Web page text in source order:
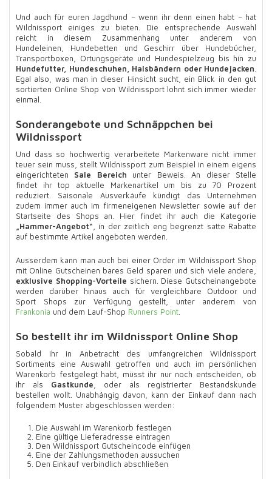
Und auch für euren Jagdhund – wenn ihr denn einen habt – hat
Wildnissport einiges zu bieten. Die entsprechende Auswahl
reicht in diesem Zusammenhang unter anderem von
Hundeleinen, Hundebetten und Geschirr über Hundebücher,
Transportboxen, Ortungsgeräte und Hundespielzeug bis hin zu
Hundefutter, Hundeschuhen, Halsbändern oder Hundejacken.
Egal also, was man in dieser Hinsicht sucht, ein Blick in den gut
sortierten Online Shop von Wildnissport lohnt sich immer wieder
einmal.
Sonderangebote und Schnäppchen bei
Wildnissport
Und dass so hochwertig verarbeitete Markenware nicht immer
teuer sein muss, stellt Wildnissport zum Beispiel in einem eigens
eingerichteten Sale Bereich unter Beweis. An dieser Stelle
findet ihr top aktuelle Markenartikel um bis zu 70 Prozent
reduziert. Saisonale Ausverkäufe kündigt das Unternehmen
zudem immer auch im firmeneigenen Newsletter sowie auf der
Startseite des Shops an. Hier findet ihr auch die Kategorie
„Hammer-Angebot“, in der zeitlich eng begrenzt satte Rabatte
auf bestimmte Artikel angeboten werden.
Ausserdem kann man auch bei einer Order im Wildnissport Shop
mit Online Gutscheinen bares Geld sparen und sich viele andere,
exklusive Shopping-Vorteile sichern. Diese Gutscheinangebote
werden darüber hinaus auch für vergleichbare Outdoor und
Sport Shops zur Verfügung gestellt, unter anderem von
Frankonia und dem Lauf-Shop Runners Point
So bestellt ihr im Wildnissport Online Shop
Sobald ihr in Anbetracht des umfangreichen Wildnissport
Sortiments eine Auswahl getroffen und auch im persönlichen
Warenkorb festgelegt habt, müsst ihr nur noch entscheiden, ob
ihr als Gastkunde , oder als registrierter Bestandskunde
bestellen wollt. Unabhängig davon, kann der Einkauf dann nach
folgendem Muster abgeschlossen werden:
Die Auswahl im Warenkorb festlegen
Eine gültige Lieferadresse eintragen
Den Wildnissport Gutscheincode einfügen
Eine der Zahlungsmethoden aussuchen
Den Einkauf verbindlich abschließen